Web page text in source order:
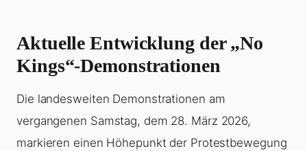
Aktuelle Entwicklung der „No
Kings“-Demonstrationen
Die landesweiten Demonstrationen am
vergangenen Samstag, dem 28. März 2026,
markieren einen Höhepunkt der Protestbewegung